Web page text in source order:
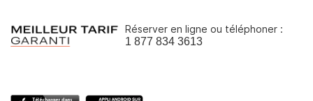
Réserver en ligne ou téléphoner :
1 877 834 3613